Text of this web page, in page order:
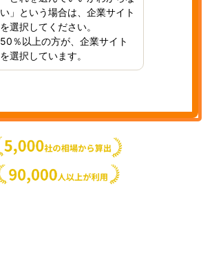
い」という場合は、企業サイト
を選択してください。
50％以上の方が、企業サイト
を選択しています。